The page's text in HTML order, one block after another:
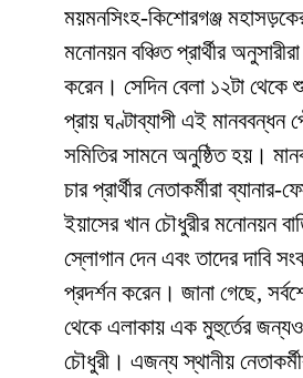
ময়মনসিংহ-কিশোরগঞ্জ
মনোনয়ন বঞ্চিত প্রার্থীর
করেন। সেদিন বেলা ১২টা থেকে
প্রায় ঘণ্টাব্যাপী এই মানববন্ধন
সমিতির সামনে অনুষ্ঠিত হয়।
চার প্রার্থীর নেতাকর্মীরা ব্যানার-
ইয়াসের খান চৌধুরীর মনোনয়ন
স্লোগান দেন এবং তাদের দাবি
প্রদর্শন করেন। জানা গেছে,
থেকে এলাকায় এক মুহুর্তের জন্যও
চৌধুরী। এজন্য স্থানীয়